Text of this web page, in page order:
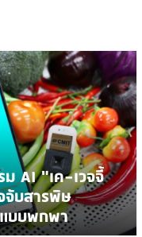
AI "เค-เวจจี้
จับสารพิษ
บบพกพา